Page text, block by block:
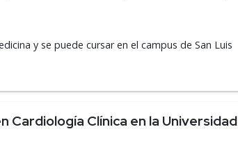
y se puede cursar en el campus de San Luis
Cardiología Clínica en la Universidad